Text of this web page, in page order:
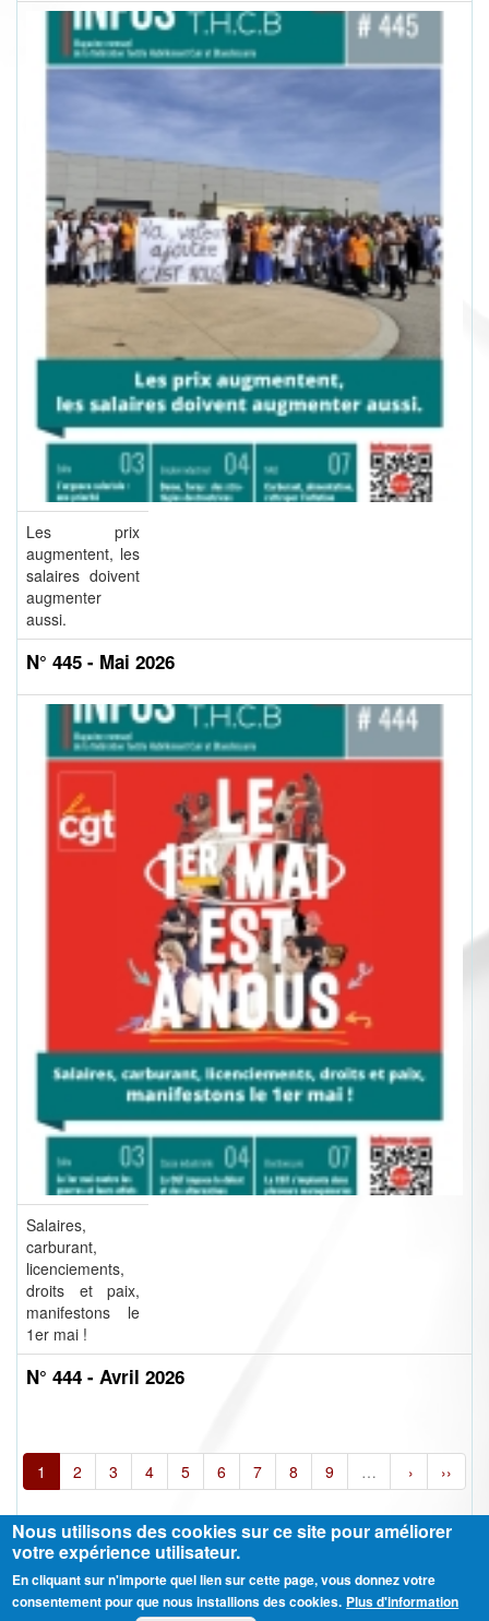
Les prix
augmentent, les
salaires doivent
augmenter
aussi.
N° 445 - Mai 2026
Salaires,
carburant,
licenciements,
droits et paix,
manifestons le
1er mai !
N° 444 - Avril 2026
1 2 3 4 5 6 7 8 9 … › ››
Ⓒ CGT Fédération THCB - Tous les droits réservés - Mentions légales
Nous utilisons des cookies sur ce site pour améliorer
votre expérience utilisateur.
En cliquant sur n'importe quel lien sur cette page, vous donnez votre
consentement pour que nous installions des cookies. Plus d'information